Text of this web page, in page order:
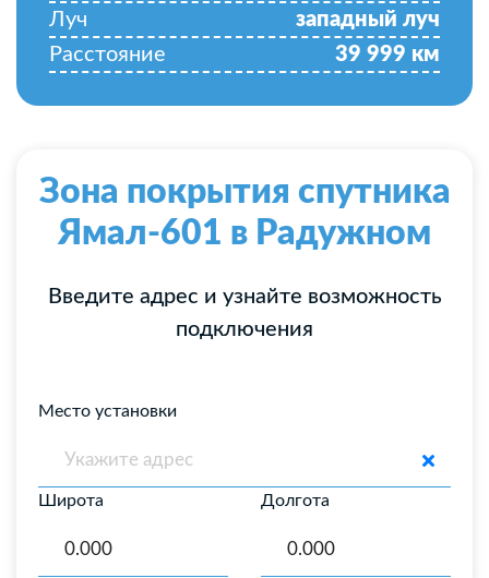
Луч
западный луч
Расстояние
39 999 км
Зона покрытия спутника
Ямал-601 в Радужном
Введите адрес и узнайте возможность
подключения
Место установки
Широта Долгота